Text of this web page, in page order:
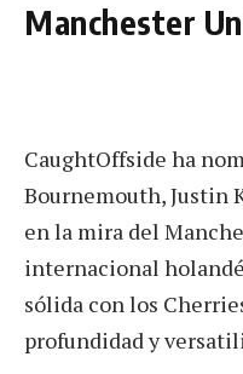
Manchester
CaughtOffside ha
Bournemouth, Justin
en la mira del
internacional
sólida con los
profundidad y